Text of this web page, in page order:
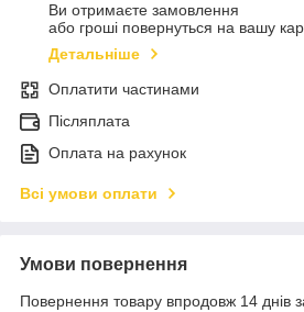
Ви отримаєте замовлення
або гроші повернуться на вашу
Детальніше
Оплатити частинами
Післяплата
Оплата на рахунок
Всі умови оплати
Умови повернення
Повернення товару впродовж 14 днів